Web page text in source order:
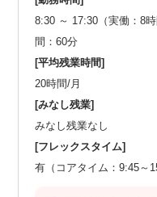
8:30 ～ 17:30（実働：8
間：60分
[平均残業時間]
20時間/月
[みなし残業]
みなし残業なし
[フレックスタイム]
有（コアタイム：9:45～